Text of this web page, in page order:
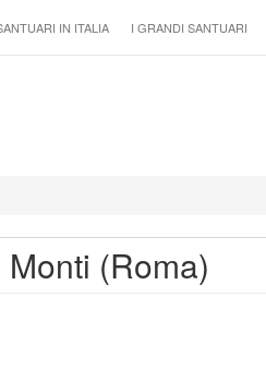
IN ITALIA I GRANDI SANTUARI
(Roma)